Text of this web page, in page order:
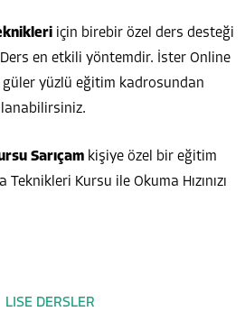
için birebir özel ders desteği
en etkili yöntemdir. İster Online
yüzlü eğitim kadrosundan
Sarıçam kişiye özel bir eğitim
Teknikleri Kursu ile Okuma Hızınızı